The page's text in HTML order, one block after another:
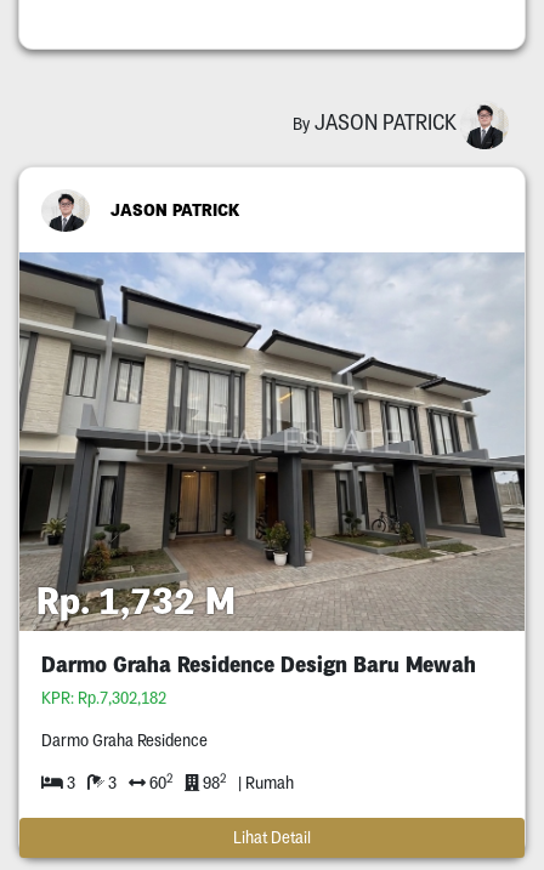
By JASON PATRICK
JASON PATRICK
Rp. 1,732 M
Darmo Graha Residence Design Baru Mewah
KPR: Rp.7,302,182
Darmo Graha Residence
3 3 602 982 | Rumah
Lihat Detail